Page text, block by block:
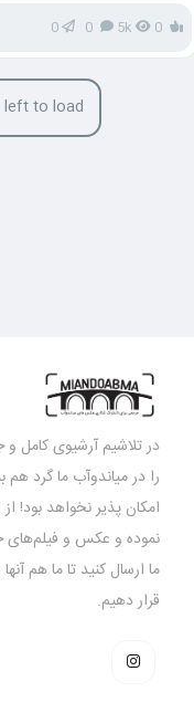
5k
0
to load.
در تلاشیم آرشیوی کامل و
را در میاندوآب ما گرد هم
امکان پذیر نخواهد بود!
نموده و عکس و فیلم‌های
ما ارسال کنید تا ما هم
قرار دهیم.